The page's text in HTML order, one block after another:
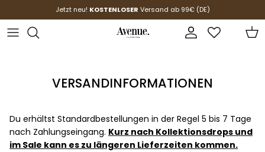
Passa ai contenuti
Jetzt neu! KOSTENLOSER Versand ab 99€ (DE)
Account
VERSANDINFORMATIONEN
Du erhältst Standardbestellungen in der Regel 5 bis 7 Tage
nach Zahlungseingang. Kurz nach Kollektionsdrops und
im Sale kann es zu längeren Lieferzeiten kommen.